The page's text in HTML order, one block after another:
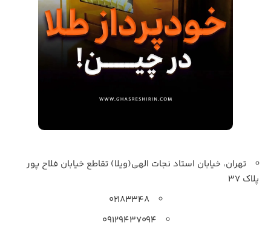
تهران، خیابان استاد نجات الهی(ویلا) تقاطع خیابان فلاح پور
پلاک 37
۰۲۱۸۳۳۴۸
۰۹۱۲۹۴۳۷۰۹۴